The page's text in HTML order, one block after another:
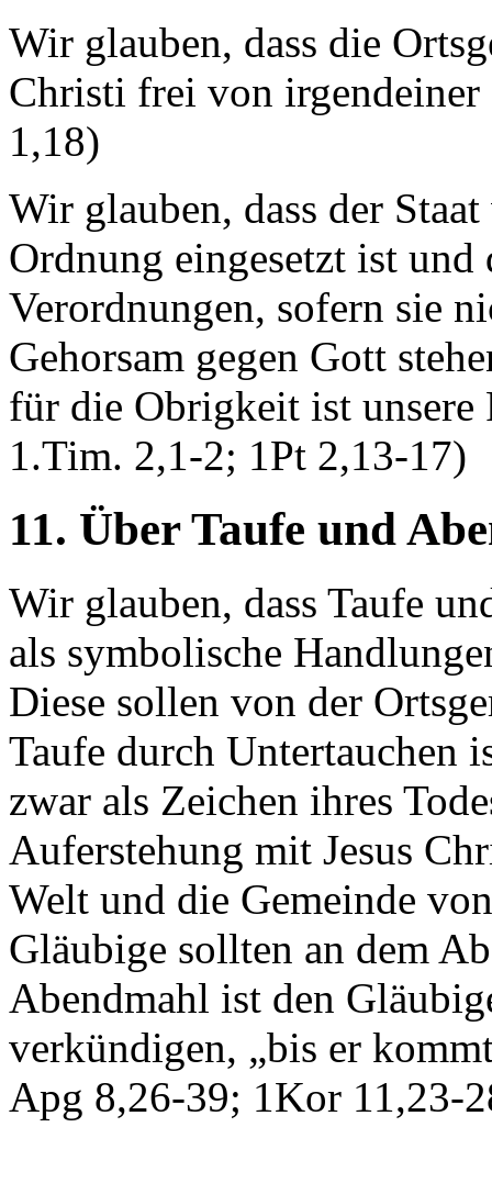
Wir glauben, dass die
Christi frei von
1,18)
Wir glauben, dass der
Ordnung eingesetzt ist und
Verordnungen, sofern sie
Gehorsam gegen Gott
für die Obrigkeit ist
1.Tim. 2,1-2; 1Pt 2,13-17)
11. Über Taufe und
Wir glauben, dass Taufe
als symbolische
Diese sollen von der
Taufe durch Untertauchen
zwar als Zeichen ihres
Auferstehung mit Jesus
Welt und die Gemeinde
Gläubige sollten an dem
Abendmahl ist den
verkündigen, „bis er
Apg 8,26-39; 1Kor 11,23-